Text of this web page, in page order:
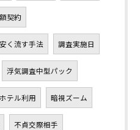
契約
く流す手法 調査実施日
浮気調査中型パック
ホテル利用 暗視ズーム
不貞交際相手